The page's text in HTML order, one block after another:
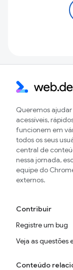
Queremos
acessíveis,
funcionem em
todos os seus
central de
nessa jornada,
equipe do
externos.
Contribuir
Registre um bug
Veja as questões
Conteúdo